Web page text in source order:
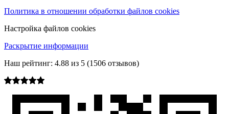
Политика в отношении обработки файлов cookies
Настройка файлов cookies
Раскрытие информации
Наш рейтинг: 4.88 из 5 (1506 отзывов)